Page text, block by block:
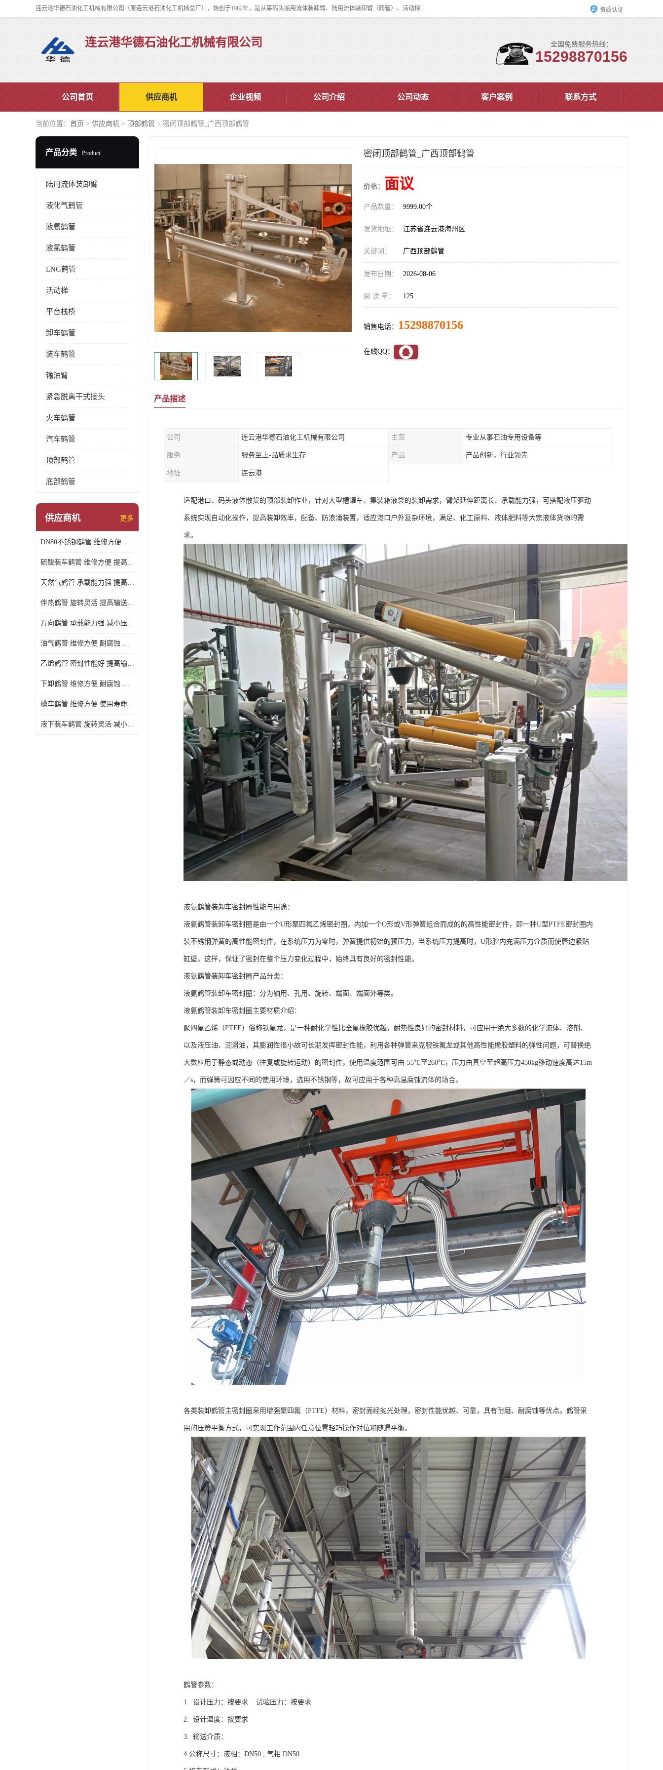
连云港华德石油化工机械有限公司（原连云港石油化工机械总厂），始创于1982年，是从事码头船用流体装卸臂、陆用流体装卸臂（鹤管）、活动梯、钢构平台、定量装车系统等全系列流体装卸设备的设计、制造、销售以及服务的专业供应商。 资质认证
连云港华德石油化工机械有限公司 全国免费服务热线：
15298870156
公司首页 供应商机 企业视频 公司介绍 公司动态 客户案例 联系方式
当前位置： 首页 > 供应商机 > 顶部鹤管 > 密闭顶部鹤管_广西顶部鹤管
产品分类 Product
陆用流体装卸臂
液化气鹤管
液氨鹤管
液氯鹤管
LNG鹤管
活动梯
平台栈桥
卸车鹤管
装车鹤管
输油臂
紧急脱离干式接头
火车鹤管
汽车鹤管
顶部鹤管
底部鹤管
供应商机 更多
DN80不锈钢鹤管 维修方便 提高输送效率
硫酸装车鹤管 维修方便 提高输送效率
天然气鹤管 承载能力强 提高输送效率
伴热鹤管 旋转灵活 提高输送效率
万向鹤管 承载能力强 减小压力损失
油气鹤管 维修方便 耐腐蚀 耐高温
乙烯鹤管 密封性能好 提高输送效率
下卸鹤管 维修方便 耐腐蚀 耐高温
槽车鹤管 维修方便 使用寿命较长
液下装车鹤管 旋转灵活 减小压力损失
密闭顶部鹤管_广西顶部鹤管
价格： 面议
产品数量： 9999.00个
发货地址： 江苏省连云港海州区
关键词： 广西顶部鹤管
发布日期： 2026-08-06
阅 读 量： 125
销售电话： 15298870156
在线QQ：
产品描述
公司 连云港华德石油化工机械有限公司 主营 专业从事石油专用设备等
服务 服务至上-品质求生存 产品 产品创新，行业领先
地址 连云港
适配港口、码头液体散货的顶部装卸作业，针对大型槽罐车、集装箱液袋的装卸需求，臂架延伸距离长、承载能力强，可搭配液压驱动
系统实现自动化操作，提高装卸效率，配备、防浪涌装置，适应港口户外复杂环境，满足、化工原料、液体肥料等大宗液体货物的需
求。
液氨鹤管装卸车密封圈性能与用途：
液氨鹤管装卸车密封圈是由一个U形聚四氟乙烯密封圈，内加一个O形或V形弹簧组合而成的的高性能密封件，即一种U型PTFE密封圈内
装不锈钢弹簧的高性能密封件，在系统压力为零时，弹簧提供初始的预压力，当系统压力提高时，U形腔内充满压力介质而使唇边紧贴
缸壁，这样，保证了密封在整个压力变化过程中，始终具有良好的密封性能。
液氨鹤管装卸车密封圈产品分类：
液氨鹤管装卸车密封圈：分为轴用、孔用、旋转、端面、端面外等类。
液氨鹤管装卸车密封圈主要材质介绍：
聚四氟乙烯（PTFE）俗称铁氟龙，是一种耐化学性比全氟橡胶优越，耐热性良好的密封材料，可应用于绝大多数的化学流体、溶剂、
以及液压油、润滑油，其膨润性很小故可长期发挥密封性能，利用各种弹簧来克服铁氟龙或其他高性能橡胶塑料的弹性问题，可替换绝
大数应用于静态或动态（往复或旋转运动）的密封件，使用温度范围可由-55℃至260℃，压力由真空至超高压力450kg移动速度高达15m
／s，而弹簧可因应不同的使用环境，选用不锈钢等，故可应用于各种高温腐蚀流体的场合。
各类装卸鹤管主密封圈采用增强聚四氟（PTFE）材料，密封面经抛光处理，密封性能优越、可靠，具有耐磨、耐腐蚀等优点。鹤管采
用的压簧平衡方式，可实现工作范围内任意位置轻巧操作对位和随遇平衡。
鹤管参数：
1. 设计压力：按要求 试验压力：按要求
2. 设计温度：按要求
3. 输送介质：
4.公称尺寸：液相：DN50 ; 气相:DN50